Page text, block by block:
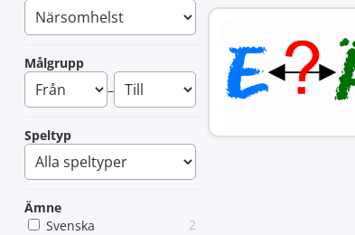
Målgrupp
–
Speltyp
Ämne
Svenska
2